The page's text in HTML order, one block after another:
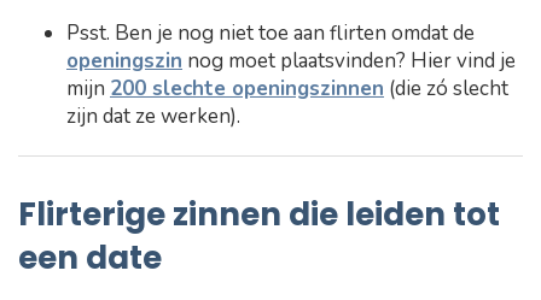
Psst. Ben je nog niet toe aan flirten omdat de
openingszin nog moet plaatsvinden? Hier vind je
mijn 200 slechte openingszinnen (die zó slecht
zijn dat ze werken).
Flirterige zinnen die leiden tot
een date